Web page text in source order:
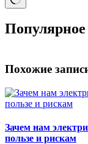
не
найдено
Популярное
Похожие
Зачем нам
пользе и рискам